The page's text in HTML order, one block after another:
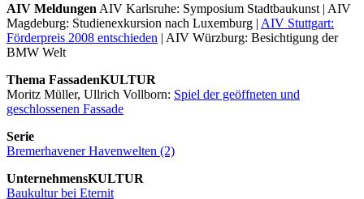
AIV Meldungen AIV Karlsruhe: Symposium Stadtbaukunst | AIV
Magdeburg: Studienexkursion nach Luxemburg | AIV Stuttgart:
Förderpreis 2008 entschieden | AIV Würzburg: Besichtigung der
BMW Welt
Thema FassadenKULTUR
Moritz Müller, Ullrich Vollborn: Spiel der geöffneten und
geschlossenen Fassade
Serie
Bremerhavener Havenwelten (2)
UnternehmensKULTUR
Baukultur bei Eternit